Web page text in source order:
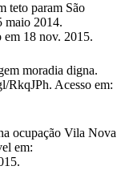
param São
maio 2014.
18 nov. 2015.
moradia digna.
RkqJPh. Acesso em:
ocupação Vila Nova
em: